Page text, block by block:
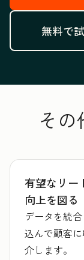
無料で
そ
有望なリー
向上を図る
データを統
込んで顧客
介します。